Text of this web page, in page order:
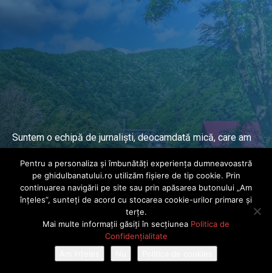
Suntem o echipă de jurnaliști, deocamdată mică, care am
ani.
© Ghidul Banatului 2025. Toate drepturile rezervate · Dezvoltat de
Power Media FX
Pentru a personaliza și îmbunătăți experiența dumneavoastră
pe ghidulbanatului.ro utilizăm fișiere de tip cookie. Prin
continuarea navigării pe site sau prin apăsarea butonului „Am
înțeles”, sunteți de acord cu stocarea cookie-urilor primare și
terțe.
Mai multe informații găsiți în secțiunea Politica de
Confidențialitate